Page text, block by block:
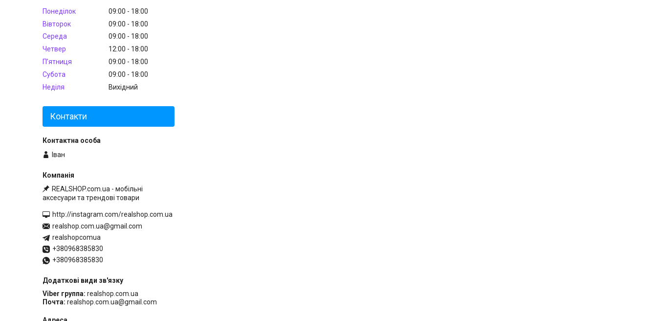
Понеділок 09:00
18:00
Вівторок
09:00
18:00
Середа
09:00
18:00
Четвер
12:00
18:00
Пʼятниця
09:00
18:00
Субота
09:00
18:00
Неділя
Вихідний
Контакти
Іван
REALSHOP.com.ua - мобільні
аксесуари та трендові товари
http://instagram.com/realshop.com.ua
realshop.com.ua@gmail.com
realshopcomua
+380968385830
+380968385830
Viber группа realshop.com.ua
Почта realshop.com.ua@gmail.com